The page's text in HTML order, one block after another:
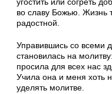
во славу Божью. Жизнь
радостной.
Управившись со всеми
становилась на
просила для всех нас
Учила она и меня хоть
уделять молитве.